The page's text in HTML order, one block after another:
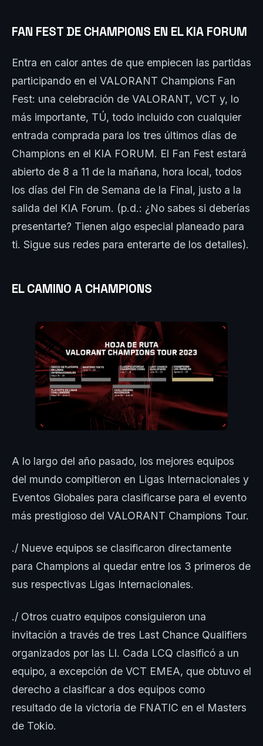
FAN FEST DE CHAMPIONS EN EL KIA FORUM
Entra en calor antes de que empiecen las partidas
participando en el VALORANT Champions Fan
Fest: una celebración de VALORANT, VCT y, lo
más importante, TÚ, todo incluido con cualquier
entrada comprada para los tres últimos días de
Champions en el KIA FORUM. El Fan Fest estará
abierto de 8 a 11 de la mañana, hora local, todos
los días del Fin de Semana de la Final, justo a la
salida del KIA Forum. (p.d.: ¿No sabes si deberías
presentarte? Tienen algo especial planeado para
ti. Sigue sus redes para enterarte de los detalles).
EL CAMINO A CHAMPIONS
A lo largo del año pasado, los mejores equipos
del mundo compitieron en Ligas Internacionales y
Eventos Globales para clasificarse para el evento
más prestigioso del VALORANT Champions Tour.
./ Nueve equipos se clasificaron directamente
para Champions al quedar entre los 3 primeros de
sus respectivas Ligas Internacionales.
./ Otros cuatro equipos consiguieron una
invitación a través de tres Last Chance Qualifiers
organizados por las LI. Cada LCQ clasificó a un
equipo, a excepción de VCT EMEA, que obtuvo el
derecho a clasificar a dos equipos como
resultado de la victoria de FNATIC en el Masters
de Tokio.